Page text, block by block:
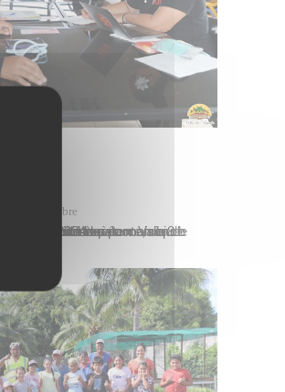
jeudi 10 octobre